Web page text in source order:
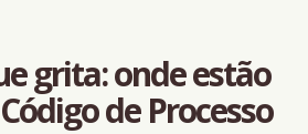
grita: onde estão
de Processo